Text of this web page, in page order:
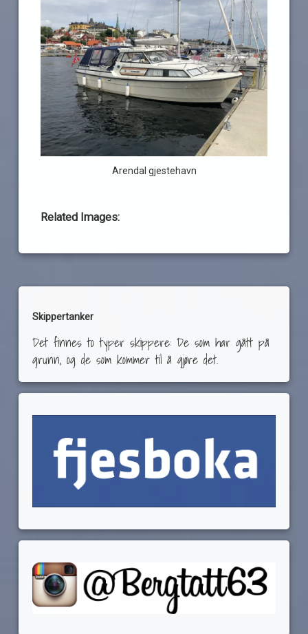
Arendal gjestehavn
Related Images:
Skippertanker
Det finnes to typer skippere: De som har gått på
grunn, og de som kommer til å gjøre det.